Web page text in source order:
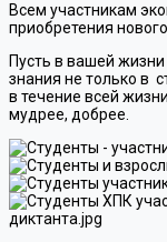
Всем участникам
приобретения
Пусть в вашей
знания не только в
в течение всей
мудрее, добрее.